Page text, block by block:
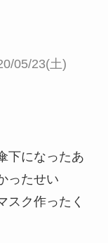
05/23(土)
下になったあ
ったせい
スク作ったく